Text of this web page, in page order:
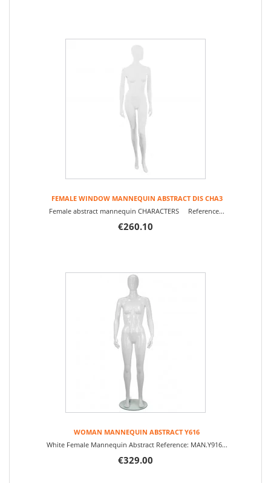
FEMALE WINDOW MANNEQUIN ABSTRACT DIS CHA3
Female abstract mannequin CHARACTERS Reference...
€260.10
WOMAN MANNEQUIN ABSTRACT Y616
White Female Mannequin Abstract Reference: MAN.Y916...
€329.00